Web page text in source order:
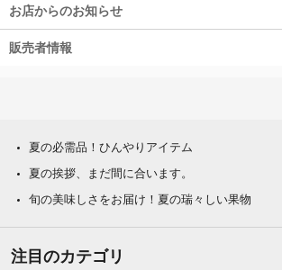
お店からのお知らせ
販売者情報
夏の必需品！ひんやりアイテム
夏の挨拶、まだ間に合います。
旬の美味しさをお届け！夏の瑞々しい果物
注目のカテゴリ